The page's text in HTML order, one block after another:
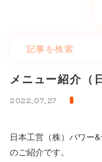
メニュー紹介（
2022.07.27
日本工営（株）パワー
のご紹介です。